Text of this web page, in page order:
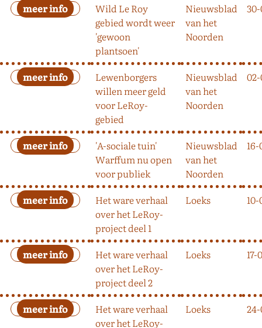
Wild Le Roy
gebied wordt weer
'gewoon
plantsoen'
Nieuwsblad
van het
Noorden
Lewenborgers
willen meer geld
voor LeRoy-
gebied
Nieuwsblad
van het
Noorden
02-
'A-sociale tuin'
Warffum nu open
voor publiek
Nieuwsblad
van het
Noorden
16-
Het ware verhaal
over het LeRoy-
project deel 1
Loeks 10-
Het ware verhaal
over het LeRoy-
project deel 2
Loeks 17-
Het ware verhaal
over het LeRoy-
Loeks